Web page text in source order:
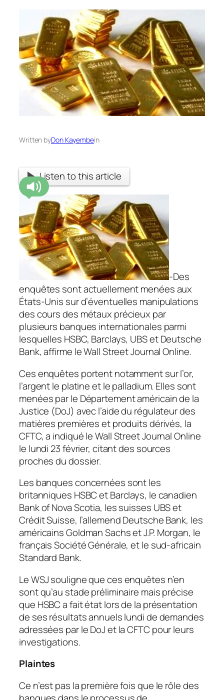
Written byDon Kayembein
Listen to this article
-Des
enquêtes sont actuellement menées aux
États-Unis sur d’éventuelles manipulations
des cours des métaux précieux par
plusieurs banques internationales parmi
lesquelles HSBC, Barclays, UBS et Deutsche
Bank, affirme le Wall Street Journal Online.
Ces enquêtes portent notamment sur l’or,
l’argent le platine et le palladium. Elles sont
menées par le Département américain de la
Justice (DoJ) avec l’aide du régulateur des
matières premières et produits dérivés, la
CFTC, a indiqué le Wall Street Journal Online
le lundi 23 février, citant des sources
proches du dossier.
Les banques concernées sont les
britanniques HSBC et Barclays, le canadien
Bank of Nova Scotia, les suisses UBS et
Crédit Suisse, l’allemend Deutsche Bank, les
américains Goldman Sachs et J.P. Morgan, le
français Société Générale, et le sud-africain
Standard Bank.
Le WSJ souligne que ces enquêtes n’en
sont qu’au stade préliminaire mais précise
que HSBC a fait état lors de la présentation
de ses résultats annuels lundi de demandes
adressées par le DoJ et la CFTC pour leurs
investigations.
Plaintes
Ce n’est pas la première fois que le rôle des